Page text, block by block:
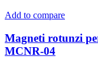
Add to compare
Magneti rotunzi
MCNR-04